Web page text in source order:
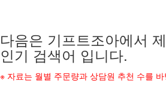
다음은 기프트조아에서
인기 검색어 입니다.
※ 자료는 월별 주문량과 상담원 추천 수를